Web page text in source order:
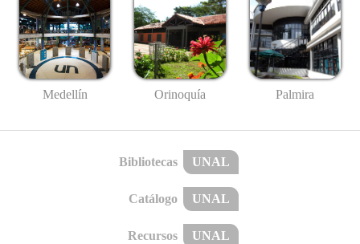
Medellín Orinoquía Palmira
Bibliotecas UNAL
Catálogo UNAL
Recursos UNAL